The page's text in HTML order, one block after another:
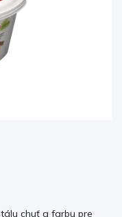
chuť a farbu pre